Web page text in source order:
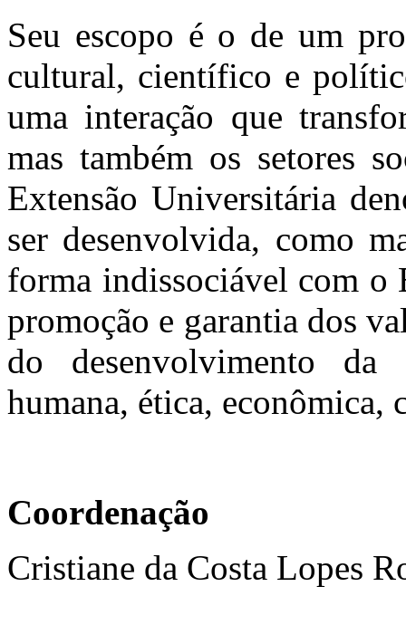
Seu escopo é o de um
cultural, científico e
uma interação que
mas também os setores
Extensão Universitária
ser desenvolvida, como
forma indissociável com o
promoção e garantia dos
do desenvolvimento da
humana, ética, econômica,
Coordenação
Cristiane da Costa Lopes